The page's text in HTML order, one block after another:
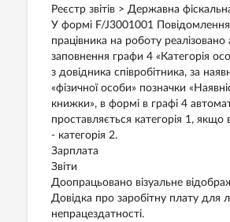
Реєстр звітів > Державна
У формі F/J3001001
працівника на роботу
заповнення графи 4 «Категорія
з довідника співробітника, за
«фізичної особи» позначки
книжки», в формі в графі 4
проставляється категорія 1, якщо
- категорія 2.
Зарплата
Звіти
Доопрацьовано візуальне
Довідка про заробітну плату для
непрацездатності.